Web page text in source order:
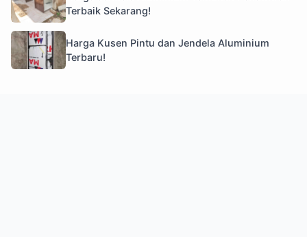
Terbaik Sekarang!
Harga Kusen Pintu dan Jendela Aluminium
Terbaru!